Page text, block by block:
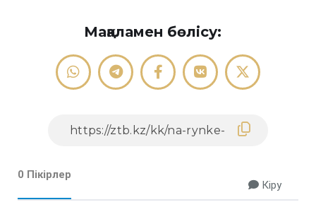
Мақаламен бөлісу:
0 Пікірлер
Кіру